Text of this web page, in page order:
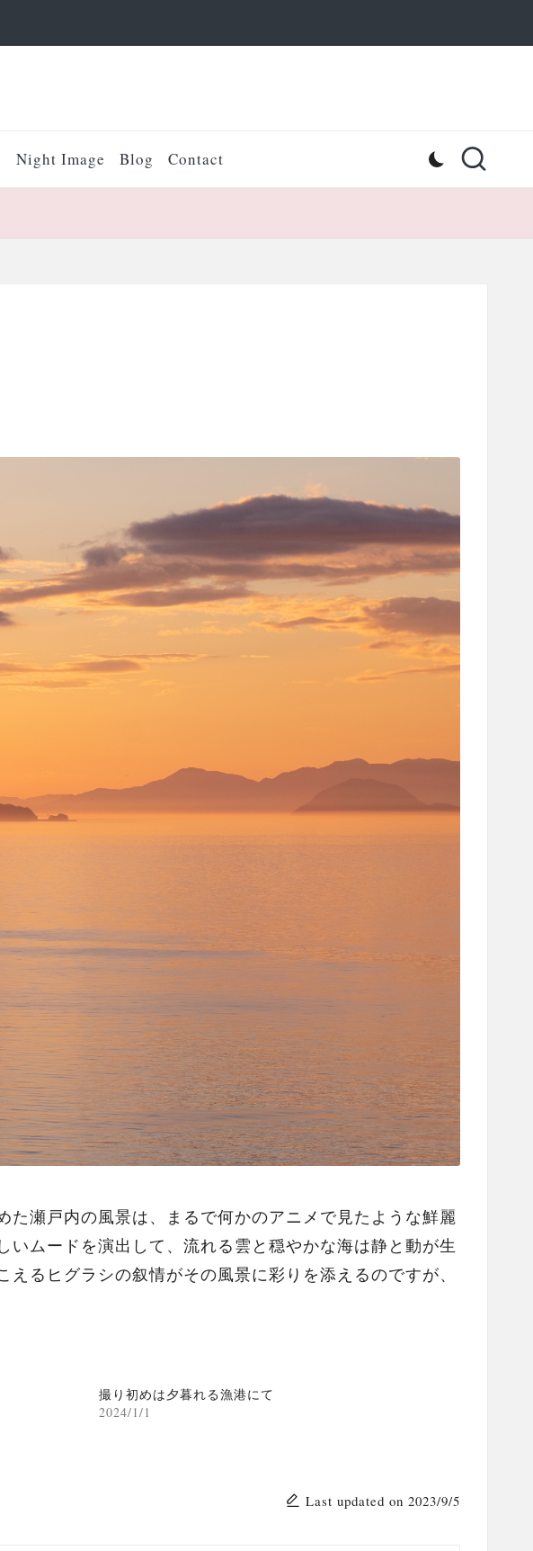
Night Image Blog Contact
瀬戸内の風景は、まるで何かのアニメで見たような鮮麗
ムードを演出して、流れる雲と穏やかな海は静と動が生
るヒグラシの叙情がその風景に彩りを添えるのですが、
撮り初めは夕暮れる漁港にて
2024/1/1
Last updated on 2023/9/5